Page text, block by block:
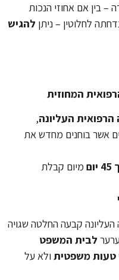
– בין אם אחוזי הנכות
לחלוטין – ניתן להגיש
המחוזית
הרפואית העליונה,
אשר בוחנים מחדש את
מיום קבלת
קבעה החלטה שגויה
לבית המשפט
טעות משפטיתולא על